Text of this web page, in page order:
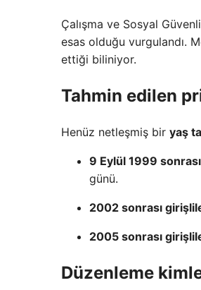
Çalışma ve Sosyal
esas olduğu vurgulandı.
ettiği biliniyor.
Tahmin edilen
Henüz netleşmiş bir yaş
9 Eylül 1999
günü.
2002 sonrası
2005 sonrası
Düzenleme